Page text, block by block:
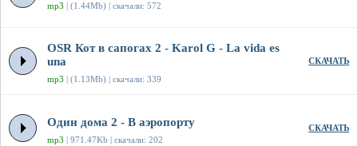
mp3 | (1.44Mb) | скачали: 572
OSR Кот в сапогах 2 - Karol G - La vida es
una
mp3 | (1.13Mb) | скачали: 339
СКАЧАТЬ
Один дома 2 - В аэропорту
mp3 | 971.47Kb | скачали: 202
СКАЧАТЬ